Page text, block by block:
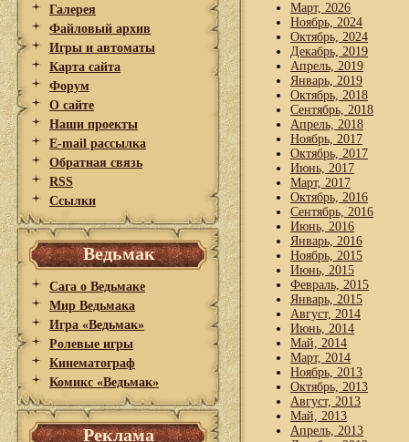
Галерея
Файловый архив
Игры и автоматы
Карта сайта
Форум
О сайте
Наши проекты
E-mail рассылка
Обратная связь
RSS
Ссылки
Ведьмак
Сага о Ведьмаке
Мир Ведьмака
Игра «Ведьмак»
Ролевые игры
Кинематограф
Комикс «Ведьмак»
Реклама
Март, 2026
Ноябрь, 2024
Октябрь, 2024
Декабрь, 2019
Апрель, 2019
Январь, 2019
Октябрь, 2018
Сентябрь, 2018
Апрель, 2018
Ноябрь, 2017
Октябрь, 2017
Июнь, 2017
Март, 2017
Октябрь, 2016
Сентябрь, 2016
Июнь, 2016
Январь, 2016
Ноябрь, 2015
Июнь, 2015
Февраль, 2015
Январь, 2015
Август, 2014
Июнь, 2014
Май, 2014
Март, 2014
Ноябрь, 2013
Октябрь, 2013
Август, 2013
Май, 2013
Апрель, 2013